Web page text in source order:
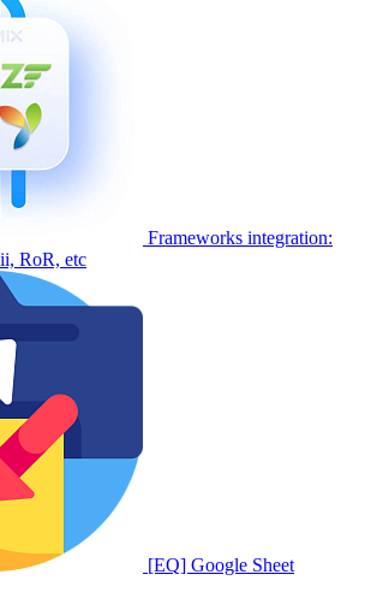
Frameworks integration:
RoR, etc
[EQ] Google Sheet